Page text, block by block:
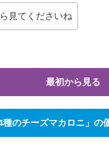
見てくださいね
最初から見る
4種のチーズマカロニ」の